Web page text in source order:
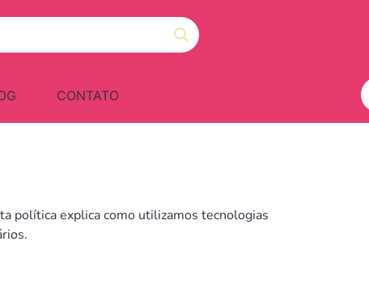
CONTATO
política explica como utilizamos tecnologias